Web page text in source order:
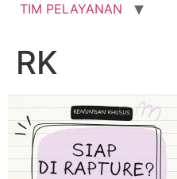
TIM PELAYANAN
RK